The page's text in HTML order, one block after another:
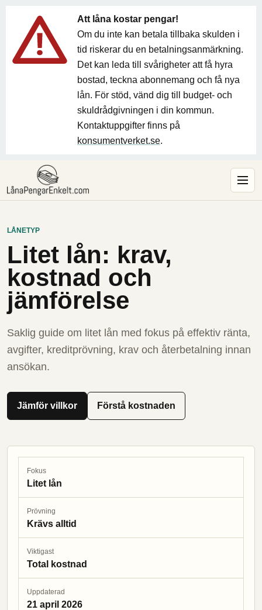
Att låna kostar pengar!
Om du inte kan betala tillbaka skulden i
tid riskerar du en betalningsanmärkning.
Det kan leda till svårigheter att få hyra
bostad, teckna abonnemang och få nya
lån. För stöd, vänd dig till budget- och
skuldrådgivningen i din kommun.
Kontaktuppgifter finns på
konsumentverket.se.
LÅNETYP
Litet lån: krav,
kostnad och
jämförelse
Saklig guide om litet lån med fokus på effektiv ränta,
avgifter, kreditprövning, krav och återbetalning innan
ansökan.
Jämför villkor Förstå kostnaden
Fokus
Litet lån
Prövning
Krävs alltid
Viktigast
Total kostnad
Uppdaterad
21 april 2026